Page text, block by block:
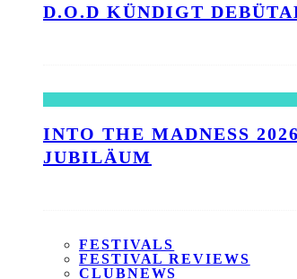
D.O.D KÜNDIGT
INTO THE MADNESS
UBILÄUM
FESTIVALS
FESTIVAL REVIEWS
CLUBNEWS